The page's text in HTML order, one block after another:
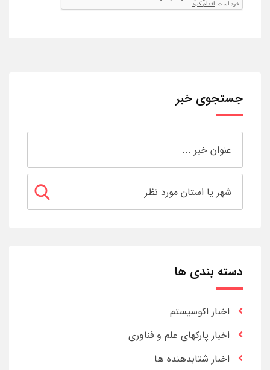
جستجوی خبر
دسته بندی ها
اخبار اکوسیستم
اخبار پارکهای علم و فناوری
اخبار شتابدهنده ها